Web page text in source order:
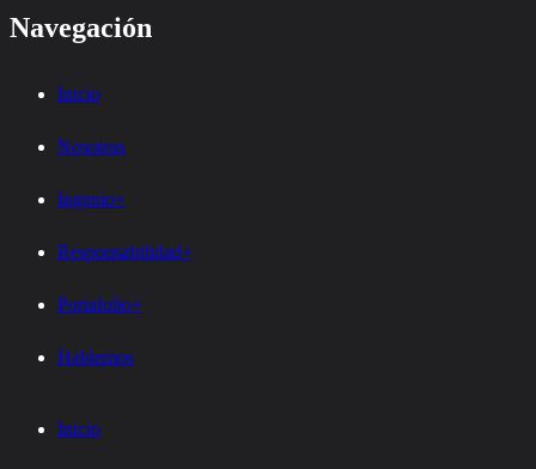
Navegación
Inicio
Nosotros
Ingenio+
Responsabilidad+
Portafolio+
Hablemos
Inicio